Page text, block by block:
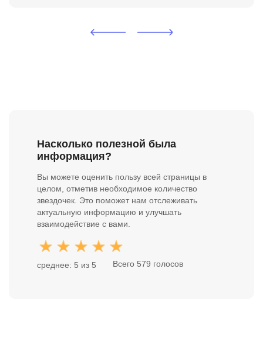
Насколько полезной была
информация?
Вы можете оценить пользу всей страницы в
целом, отметив необходимое количество
звездочек. Это поможет нам отслеживать
актуальную информацию и улучшать
взаимодействие с вами.
среднее: 5 из 5 Всего 579 голосов